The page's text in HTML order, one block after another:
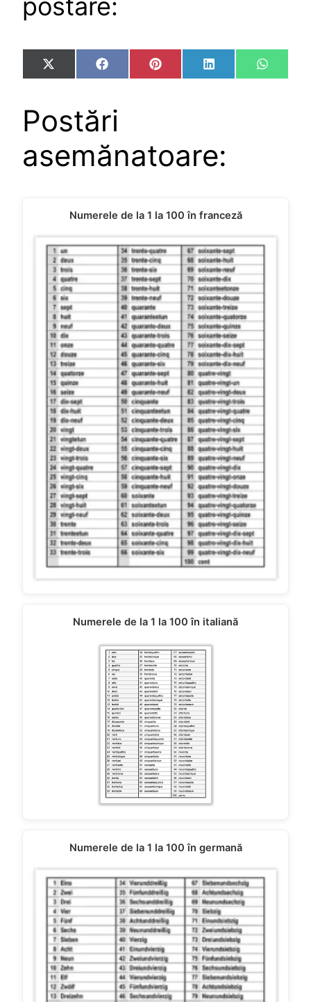
postare:
Share
on
X
(Twitter)
Share
on
FacebookShare
on
Pinterest Share
on
LinkedIn Share
on
Postări
asemănatoare:
Numerele de la 1 la 100 în franceză
Numerele de la 1 la 100 în italiană
Numerele de la 1 la 100 în germană